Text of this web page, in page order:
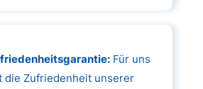
Für uns
die Zufriedenheit unserer